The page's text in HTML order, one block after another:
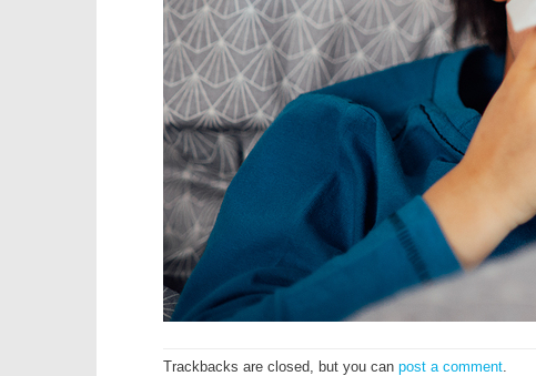
Trackbacks are closed, but you can post a comment